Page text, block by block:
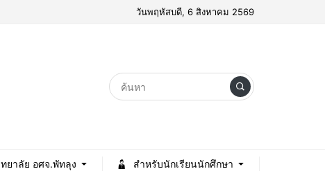
วันพฤหัสบดี, 6 สิงหาคม 2569
ยาลัย อศจ.พัทลุง สำหรับนักเรียนนักศึกษา